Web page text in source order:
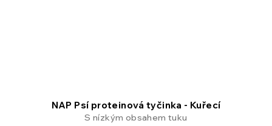
NAP Psí proteinová tyčinka - Kuřecí
S nízkým obsahem tuku